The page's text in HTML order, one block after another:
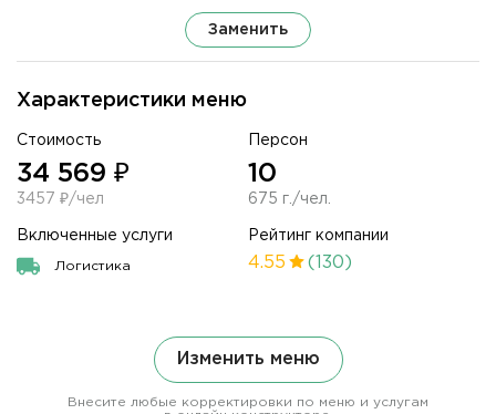
Характеристики меню
Стоимость
34 569 ₽
3457 ₽/чел
Персон
10
675 г./чел.
Включенные услуги
Логистика
Рейтинг компании
4.55 (130)
Изменить меню
Внесите любые корректировки по меню и услугам
Заменить